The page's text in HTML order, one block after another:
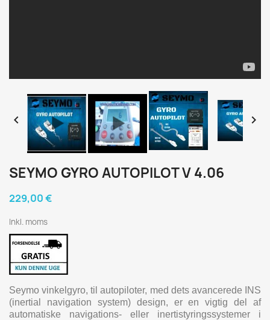
 
SEYMO GYRO AUTOPILOT V 4.06
229,00 €
Inkl. moms
Seymo vinkelgyro, til autopiloter, med dets avancerede INS
(inertial navigation system) design, er en vigtig del af
automatiske navigations- eller inertistyringssystemer i